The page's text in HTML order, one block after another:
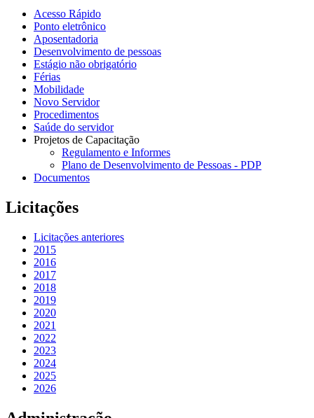
Acesso Rápido
Ponto eletrônico
Aposentadoria
Desenvolvimento de pessoas
Estágio não obrigatório
Férias
Mobilidade
Novo Servidor
Procedimentos
Saúde do servidor
Projetos de Capacitação
Regulamento e Informes
Plano de Desenvolvimento de Pessoas - PDP
Documentos
Licitações
Licitações anteriores
2015
2016
2017
2018
2019
2020
2021
2022
2023
2024
2025
2026